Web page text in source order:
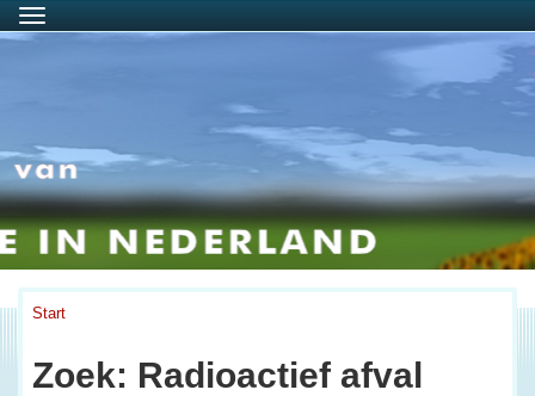
Menu
Start
Zoek: Radioactief afval